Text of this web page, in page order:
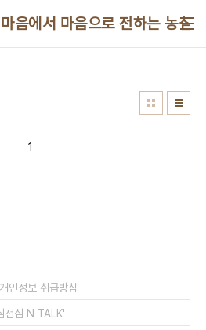
음에서 마음으로 전하는 농심
1
인정보 취급방침
전심 N TALK'